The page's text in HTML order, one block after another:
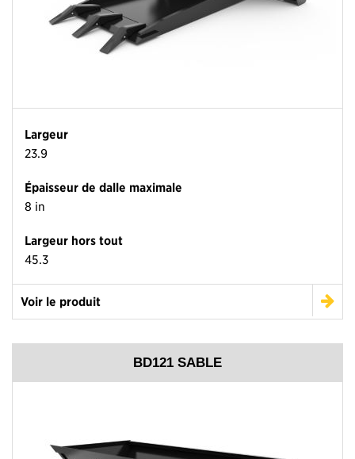
Largeur
23.9
Épaisseur de dalle maximale
8 in
Largeur hors tout
45.3
Voir le produit
BD121 SABLE